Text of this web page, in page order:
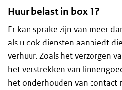
Huur belast in box 1?
Er kan sprake zijn van meer
als u ook diensten aanbiedt
verhuur. Zoals het verzorgen
het verstrekken van
het onderhouden van contact